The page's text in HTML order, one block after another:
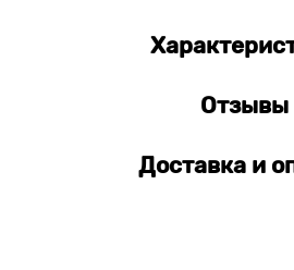
Отзывы
Доставка и